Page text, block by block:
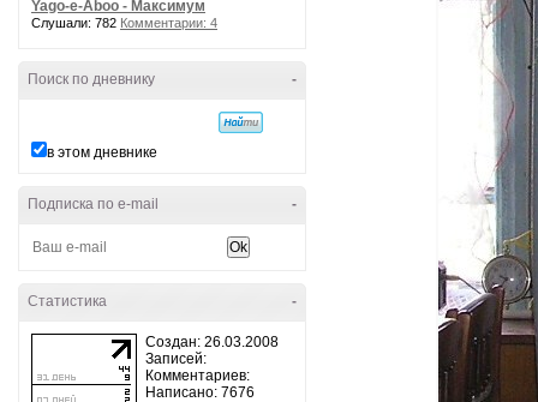
Yago-e-Aboo - Максимум
Слушали: 782 Комментарии: 4
-
Поиск по дневнику
в этом дневнике
-
Подписка по e-mail
-
Статистика
Создан: 26.03.2008
Записей:
Комментариев:
Написано: 7676